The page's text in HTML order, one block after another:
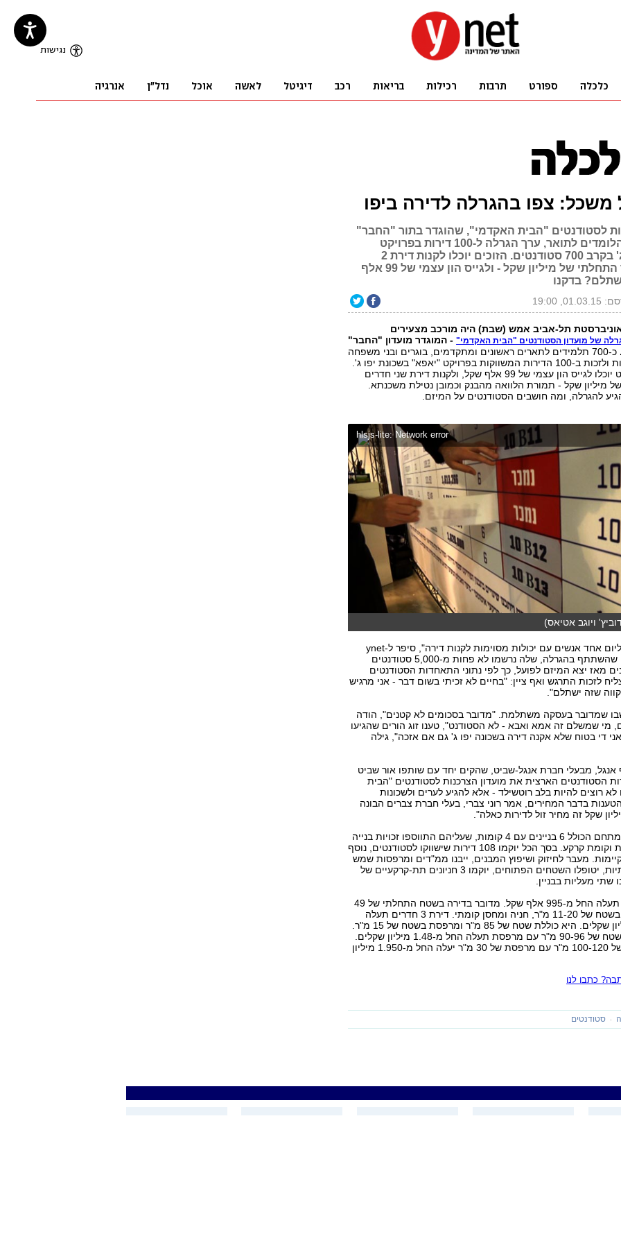
משכל: צפו בהגרלה לדירה ביפו
לסטודנטים "הבית האקדמי", שהוגדר בתור "החבר"
של הצעירים הלומדים לתואר, ערך הגרלה ל-100 דירות בפרויקט
"יאפא" ביפו ג' בקרב 700 סטודנטים. הזוכים יוכלו לקנות דירת 2
חדרים במחיר התחלתי של מיליון שקל - ולגייס הון עצמי של 99 אלף
בדקנו
19:00
תל-אביב אמש (שבת) היה מורכב מצעירים
של מועדון הסטודנטים "הבית האקדמי"- המוגדר מועדון "החבר"
כ-700 תלמידים לתארים ראשונים ומתקדמים, בוגרים ובני משפחה
התקבצו כדי לנסות ולזכות ב-100 הדירות המשווקות בפרויקט "יאפא" בשכונת יפו ג'.
במסגרת הפרויקט יוכלו לגייס הון עצמי של 99 אלף שקל, ולקנות דירת שני חדרים
מיליון שקל - תמורת הלוואה מהבנק וכמובן נטילת משכנתא.
להגרלה, ומה חושבים הסטודנטים על המיזם.
hlsjs-lite: Network error
ויוגב אטיאס)
"אנחנו מרגישים ליום אחד אנשים עם יכולות מסוימות לקנות דירה", סיפר ל-ynet
אחד הסטודנטים שהשתתף בהגרלה, שלה נרשמו לא פחות מ-5,000 סטודנטים
מאז יצא המיזם לפועל, כך לפי נתוני התאחדות הסטודנטים
לזכות התרגש ואף ציין: "בחיים לא זכיתי בשום דבר - אני מרגיש
שזה ישתלם".
שמדובר בעסקה משתלמת. "מדובר בסכומים לא קטנים", הודה
שמשלם זה אמא ואבא - לא הסטודנט", טענו זוג הורים שהגיעו
די בטוח שלא אקנה דירה בשכונה יפו ג' גם אם אזכה", גילה
מבעלי חברת אנגל-שביט, שהקים יחד עם שותפו אור שביט
הסטודנטים הארצית את מועדון הצרכנות לסטודנטים "הבית
רוצים להיות בלב רוטשילד - אלא להגיע לערים ולשכונות
בדבר המחירים, אמר רוני צברי, בעלי חברת צברים הבונה
שקל זה מחיר זול לדירות כאלה".
נזכיר כי מדובר במתחם הכולל 6 בניינים עם 4 קומות, שעליהם התווספו זכויות בנייה
של עוד 3.5 קומות וקומת קרקע. בסך הכל יוקמו 108 דירות שישווקו לסטודנטים, נוסף
הקיימות. מעבר לחיזוק ושיפוץ המבנים, ייבנו ממ"דים ומרפסות שמש
וכן יחודשו התשתיות, יטופלו השטחים הפתוחים, יוקמו 3 חניונים תת-קרקעיים של
דירת שני חדרים תעלה החל מ-995 אלף שקל. מדובר בדירה בשטח התחלתי של 49
מ"ר עם מרפסת בשטח של 11-20 מ"ר, חניה ומחסן קומתי. דירת 3 חדרים תעלה
החל מ-1.28 מיליון שקלים. היא כוללת שטח של 85 מ"ר ומרפסת בשטח של 15 מ"ר.
דירת 4 חדרים בשטח של 90-96 מ"ר עם מרפסת תעלה החל מ-1.48 מיליון שקלים.
ודופלקס בשטח של 100-120 מ"ר עם מרפסת של 30 מ"ר יעלה החל מ-1.950 מיליון
כתבו לנו
סטודנטים